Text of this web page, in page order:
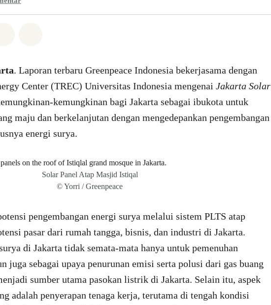
. Laporan terbaru Greenpeace Indonesia bekerjasama dengan
Center (TREC) Universitas Indonesia mengenai Jakarta Solar
kemungkinan bagi Jakarta sebagai ibukota untuk
maju dan berkelanjutan dengan mengedepankan pengembangan
energi surya.
Solar Panel Atap Masjid Istiqal
© Yorri / Greenpeace
pengembangan energi surya melalui sistem PLTS atap
pasar dari rumah tangga, bisnis, dan industri di Jakarta.
di Jakarta tidak semata-mata hanya untuk pemenuhan
juga sebagai upaya penurunan emisi serta polusi dari gas buang
sumber utama pasokan listrik di Jakarta. Selain itu, aspek
adalah penyerapan tenaga kerja, terutama di tengah kondisi